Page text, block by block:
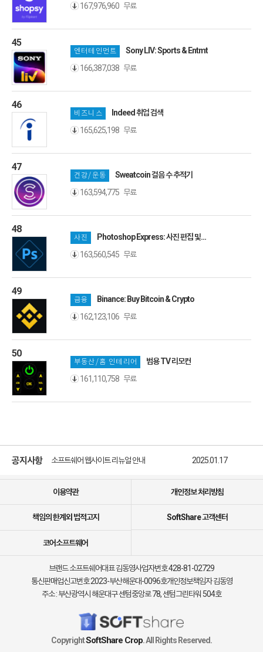
167,976,960 무료
45
엔터테인먼트
Sony LIV: Sports & Entmt
166,387,038 무료
46
비즈니스
Indeed 취업 검색
165,625,198 무료
47
건강/운동
Sweatcoin 걸음 수 추적기
163,594,775 무료
48
사진
Photoshop Express: 사진 편집 및
163,560,545 무료
49
금융
Binance: Buy Bitcoin & Crypto
162,123,106 무료
50
부동산/홈 인테리어
범용 TV 리모컨
161,110,758 무료
공지사항
소프트쉐어 서비스 이용 가이드 업데이트 안내
2025.01.17
소프트쉐어 웹사이트 리뉴얼 안내
2025.01.17
소프트쉐어 신규 소프트웨어 추가 안내
2025.01.17
이용약관
개인정보 처리방침
책임의 한계외 법적고지 SoftShare 고객센터
코어소프트웨어
브랜드 소프트쉐어대표 김동영사업자번호 428-81-02729
통신판매업신고번호 2023-부산해운대-0096호개인정보책임자 김동영
주소 : 부산광역시 해운대구 센텀중앙로 78, 센텀그린타워 504호
CopyrightSoftShare Crop. All Rights Reserved.